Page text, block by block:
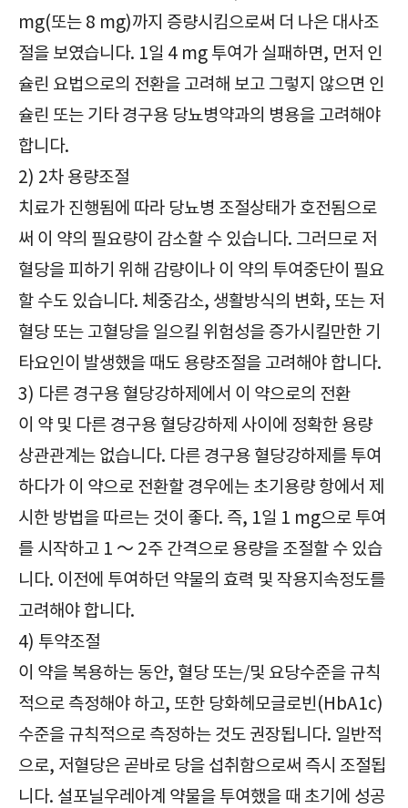
mg(또는 8 mg)까지 증량시킴으로써 더 나은 대사조
절을 보였습니다. 1일 4 mg 투여가 실패하면, 먼저 인
슐린 요법으로의 전환을 고려해 보고 그렇지 않으면 인
슐린 또는 기타 경구용 당뇨병약과의 병용을 고려해야
합니다.
2) 2차 용량조절
치료가 진행됨에 따라 당뇨병 조절상태가 호전됨으로
써 이 약의 필요량이 감소할 수 있습니다. 그러므로 저
혈당을 피하기 위해 감량이나 이 약의 투여중단이 필요
할 수도 있습니다. 체중감소, 생활방식의 변화, 또는 저
혈당 또는 고혈당을 일으킬 위험성을 증가시킬만한 기
타요인이 발생했을 때도 용량조절을 고려해야 합니다.
3) 다른 경구용 혈당강하제에서 이 약으로의 전환
이 약 및 다른 경구용 혈당강하제 사이에 정확한 용량
상관관계는 없습니다. 다른 경구용 혈당강하제를 투여
하다가 이 약으로 전환할 경우에는 초기용량 항에서 제
시한 방법을 따르는 것이 좋다. 즉, 1일 1 mg으로 투여
를 시작하고 1 ～ 2주 간격으로 용량을 조절할 수 있습
니다. 이전에 투여하던 약물의 효력 및 작용지속정도를
고려해야 합니다.
4) 투약조절
이 약을 복용하는 동안, 혈당 또는/및 요당수준을 규칙
적으로 측정해야 하고, 또한 당화헤모글로빈(HbA1c)
수준을 규칙적으로 측정하는 것도 권장됩니다. 일반적
으로, 저혈당은 곧바로 당을 섭취함으로써 즉시 조절됩
니다. 설포닐우레아계 약물을 투여했을 때 초기에 성공